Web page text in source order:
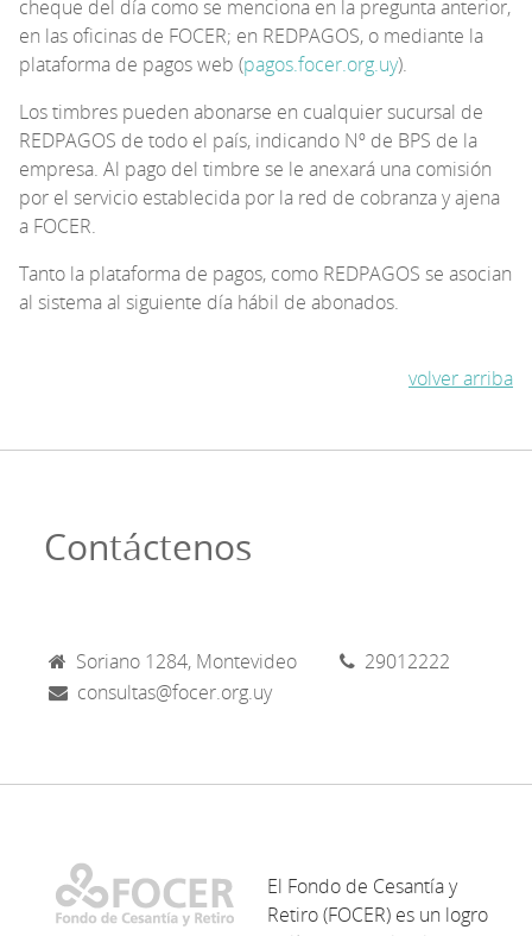
cheque del día como se menciona en la pregunta anterior,
en las oficinas de FOCER; en REDPAGOS, o mediante la
plataforma de pagos web (pagos.focer.org.uy).
Los timbres pueden abonarse en cualquier sucursal de
REDPAGOS de todo el país, indicando Nº de BPS de la
empresa. Al pago del timbre se le anexará una comisión
por el servicio establecida por la red de cobranza y ajena
a FOCER.
Tanto la plataforma de pagos, como REDPAGOS se asocian
al sistema al siguiente día hábil de abonados.
volver arriba
Contáctenos
Soriano 1284, Montevideo
29012222
consultas@focer.org.uy
El Fondo de Cesantía y
Retiro (FOCER) es un logro